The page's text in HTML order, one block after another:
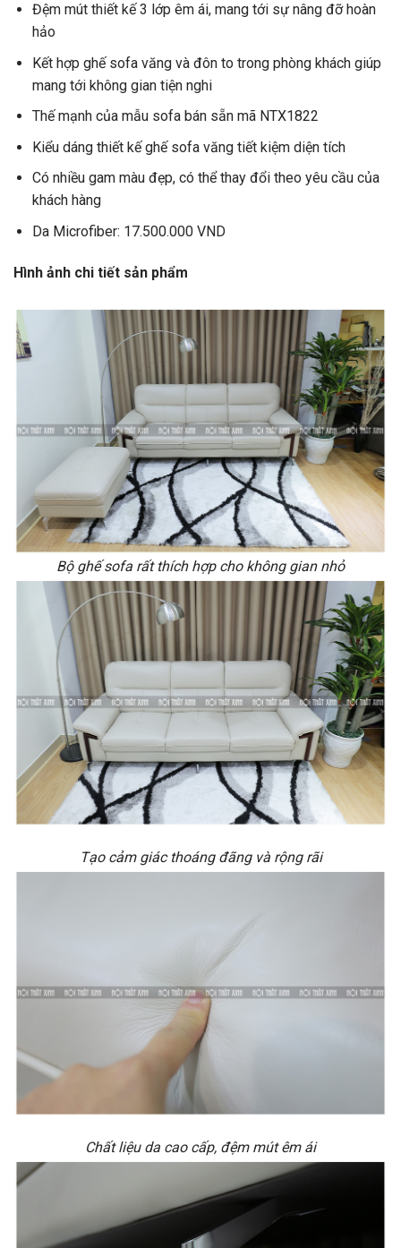
Đệm mút thiết kế 3 lớp êm ái, mang tới sự nâng đỡ hoàn
hảo
Kết hợp ghế sofa văng và đôn to trong phòng khách giúp
mang tới không gian tiện nghi
Thế mạnh của mẫu sofa bán sẵn mã NTX1822
Kiểu dáng thiết kế ghế sofa văng tiết kiệm diện tích
Có nhiều gam màu đẹp, có thể thay đổi theo yêu cầu của
khách hàng
Da Microfiber: 17.500.000 VND
Hình ảnh chi tiết sản phẩm
Bộ ghế sofa rất thích hợp cho không gian nhỏ
Tạo cảm giác thoáng đãng và rộng rãi
Chất liệu da cao cấp, đệm mút êm ái